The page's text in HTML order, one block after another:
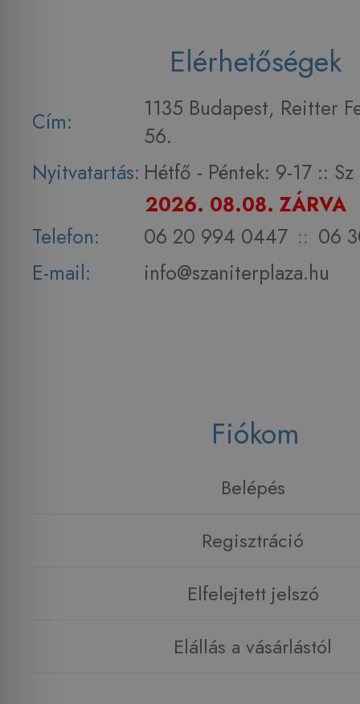
Elérhetőségek
Cím:
1135 Budapest, Reitter
56.
Nyitvatartás: Hétfő - Péntek: 9-17 :: Sz
2026. 08.08. ZÁRVA
Telefon:
06 20 994 0447 :: 06
E-mail:
info@szaniterplaza.hu
Fiókom
Belépés
Regisztráció
Elfelejtett jelszó
Elállás a vásárlástól